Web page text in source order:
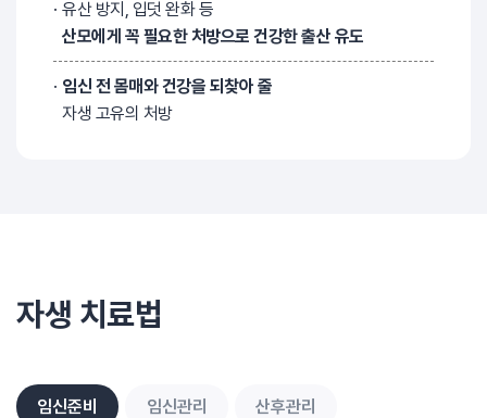
유산 방지, 입덧 완화 등
산모에게 꼭 필요한 처방으로 건강한 출산 유도
임신 전 몸매와 건강을 되찾아 줄
자생 고유의 처방
자생 치료법
임신준비 임신관리 산후관리